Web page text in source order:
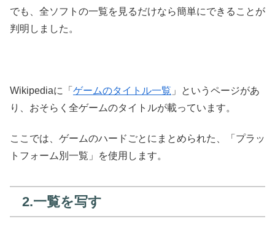
でも、全ソフトの一覧を見るだけなら簡単にできることが
判明しました。
Wikipediaに「 ゲームのタイトル一覧 」というページがあ
り、おそらく全ゲームのタイトルが載っています。
ここでは、ゲームのハードごとにまとめられた、「プラッ
トフォーム別一覧」を使用します。
2.一覧を写す